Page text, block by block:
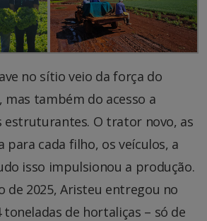
no sítio veio da força do
também do acesso a
estruturantes. O trator novo, as
para cada filho, os veículos, a
isso impulsionou a produção.
de 2025, Aristeu entregou no
toneladas de hortaliças – só de